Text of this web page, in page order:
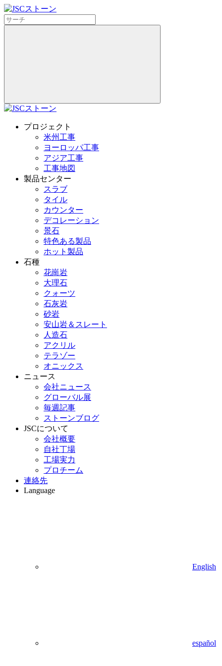
プロジェクト
米州工事
ヨーロッパ工事
アジア工事
工事地図
製品センター
スラブ
タイル
カウンター
デコレーション
景石
特色ある製品
ホット製品
石種
花崗岩
大理石
クォーツ
石灰岩
砂岩
安山岩＆スレート
人造石
アクリル
テラゾー
オニックス
ニュース
会社ニュース
グローバル展
毎週記事
ストーンブログ
JSCについて
会社概要
自社丁場
工場実力
プロチーム
連絡先
Language
English
español